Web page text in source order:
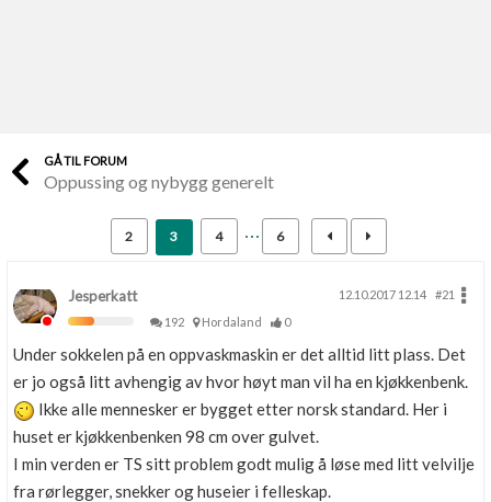
Finn håndverkere
Skaff dokumentasjon som mangler
Kundeservice
Få svar på det du lurer på
Kom i gang med Boligmappa
Se din bolig? Klikk her
GÅ TIL FORUM
Oppussing og nybygg generelt
2 3 4 6
Jesperkatt 12.10.2017 12.14
#21
192
Hordaland 0
Under sokkelen på en oppvaskmaskin er det alltid litt plass. Det
er jo også litt avhengig av hvor høyt man vil ha en kjøkkenbenk.
Ikke alle mennesker er bygget etter norsk standard. Her i
huset er kjøkkenbenken 98 cm over gulvet.
I min verden er TS sitt problem godt mulig å løse med litt velvilje
fra rørlegger, snekker og huseier i felleskap.